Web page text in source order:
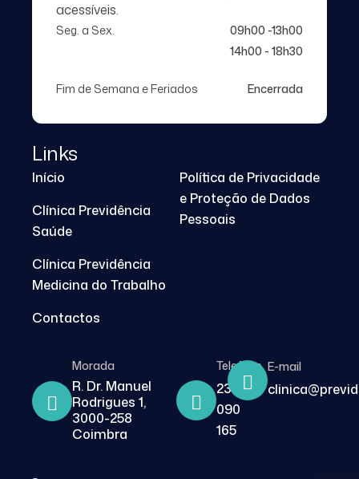
acessíveis.
Seg. a Sex.
09h00 -13h00
14h00 - 18h30
Fim de Semana e Feriados Encerrada
Links
Início
Clínica Previdência
Saúde
Clínica Previdência
Medicina do Trabalho
Contactos
Política de Privacidade
e Proteção de Dados
Pessoais
Morada
R. Dr. Manuel
Rodrigues 1,
3000-258
Coimbra
Telefone
239
090
165
E-mail